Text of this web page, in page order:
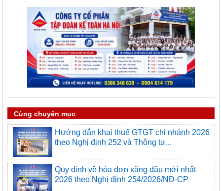
Cùng chuyên mục
Hướng dẫn khai thuế GTGT chi nhánh 2026
theo Nghị định 252 và Thông tư...
Quy định về hóa đơn xăng dầu mới nhất
2026 theo Nghị định 254/2026/NĐ-CP